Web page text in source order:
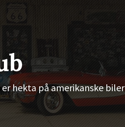
hekta på amerikanske biler